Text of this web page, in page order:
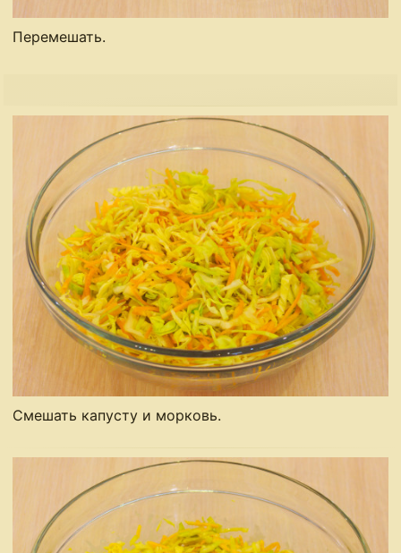
Перемешать.
Смешать капусту и морковь.